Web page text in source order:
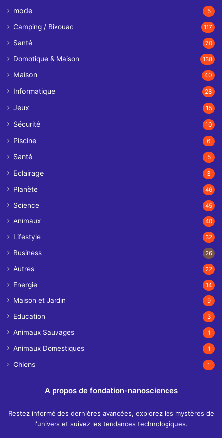
mode 5
Camping / Bivouac 117
Santé 70
Domotique & Maison 138
Maison 40
Informatique 28
Jeux 15
Sécurité 10
Piscine 6
Santé 5
Eclairage 3
Planète 46
Science 45
Animaux 40
Lifestyle 32
Business 26
Autres 22
Energie 14
Maison et Jardin 9
Education 3
Animaux Sauvages 1
Animaux Domestiques 1
Chiens 1
A propos de fondation-nanosciences
Restez informé des dernières avancées, explorez les mystères de
l'univers et suivez les tendances technologiques.